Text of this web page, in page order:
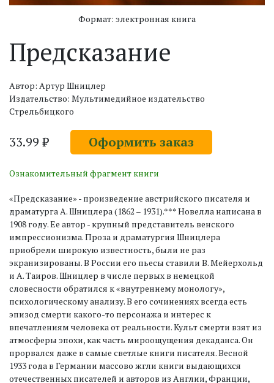
Формат: электронная книга
Предсказание
Автор: Артур Шницлер
Издательство: Мультимедийное издательство
Стрельбицкого
33.99 ₽ Оформить заказ
Ознакомительный фрагмент книги
«Предсказание» - произведение австрийского писателя и
драматурга А. Шницлера (1862 – 1931).*** Новелла написана в
1908 году. Ее автор - крупный представитель венского
импрессионизма. Проза и драматургия Шницлера
приобрели широкую известность, были не раз
экранизированы. В России его пьесы ставили В. Мейерхольд
и А. Таиров. Шницлер в числе первых в немецкой
словесности обратился к «внутреннему монологу»,
психологическому анализу. В его сочинениях всегда есть
эпизод смерти какого-то персонажа и интерес к
впечатлениям человека от реальности. Культ смерти взят из
атмосферы эпохи, как часть мироощущения декаданса. Он
прорвался даже в самые светлые книги писателя. Весной
1933 года в Германии массово жгли книги выдающихся
отечественных писателей и авторов из Англии, Франции,